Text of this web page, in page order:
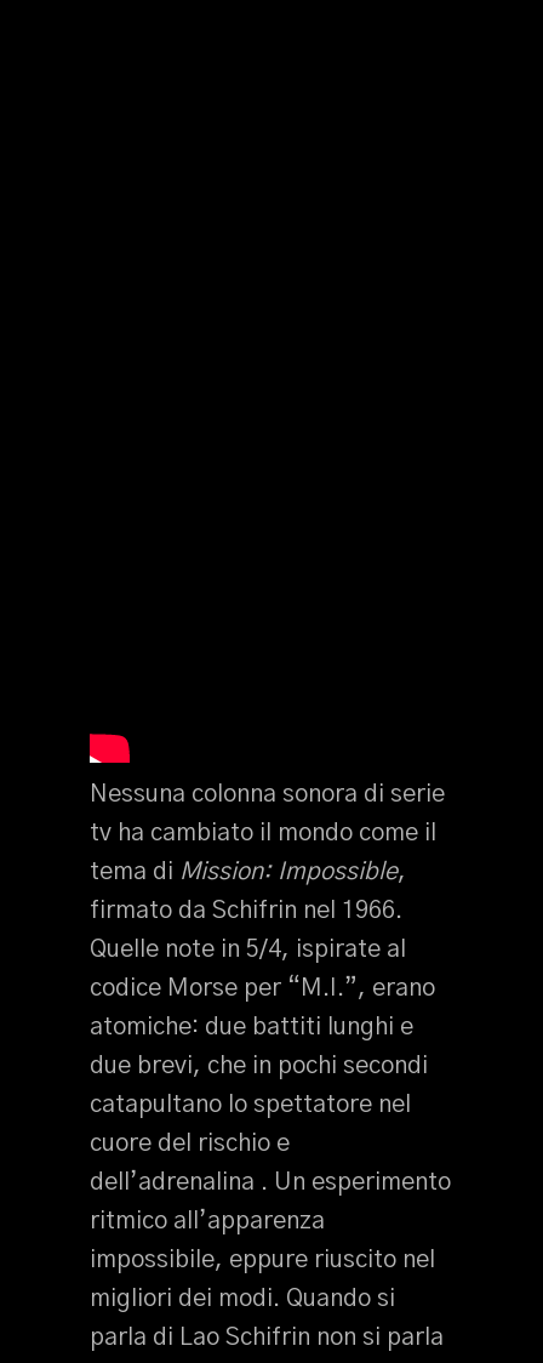
Nessuna colonna sonora di serie
tv ha cambiato il mondo come il
tema di Mission: Impossible,
firmato da Schifrin nel 1966.
Quelle note in 5/4, ispirate al
codice Morse per “M.I.”, erano
atomiche: due battiti lunghi e
due brevi, che in pochi secondi
catapultano lo spettatore nel
cuore del rischio e
dell’adrenalina . Un esperimento
ritmico all’apparenza
impossibile, eppure riuscito nel
migliori dei modi. Quando si
parla di Lao Schifrin non si parla